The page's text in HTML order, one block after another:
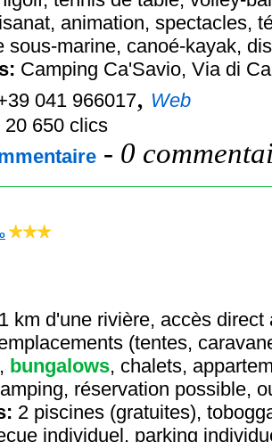
animation, spectacles,
sous-marine, canoé-kayak,
Camping Ca'Savio, Via di
041 966017, Web
20 650 clics
- 0
km d'une rivière, accès
(tentes,
bungalows, chalets,
réservation possible,
2 piscines (gratuites),
individuel, parking